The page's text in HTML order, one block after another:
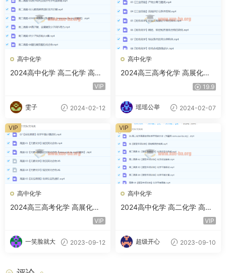
高中化学
2024高中化学 高二化学 高展
VIP
雯子 2024-02-12
高中化学
2024高三高考化学 高展化学
寒假班 百度云网盘下载
19.9
瑶瑶公举 2024-02-07
高中化学
2024高三高考化学 高展化学
VIP
一笑脸就大 2023-09-12
VIP
高中化学
2024高中化学 高二化学 高展
VIP
超级开心 2023-09-10
VIP